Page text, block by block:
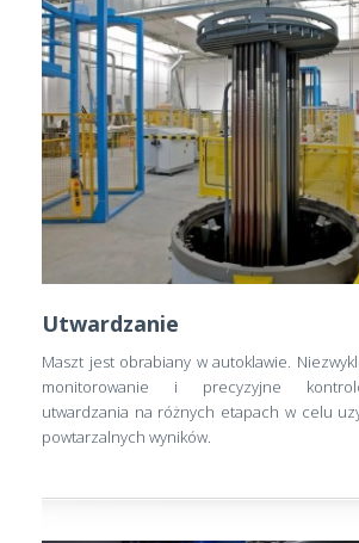
Utwardzanie
Maszt jest obrabiany w autoklawie.
monitorowanie i precyzyjne
utwardzania na różnych etapach w celu
powtarzalnych wyników.